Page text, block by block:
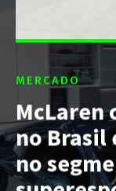
MERCADO
McLaren
no Brasil
no